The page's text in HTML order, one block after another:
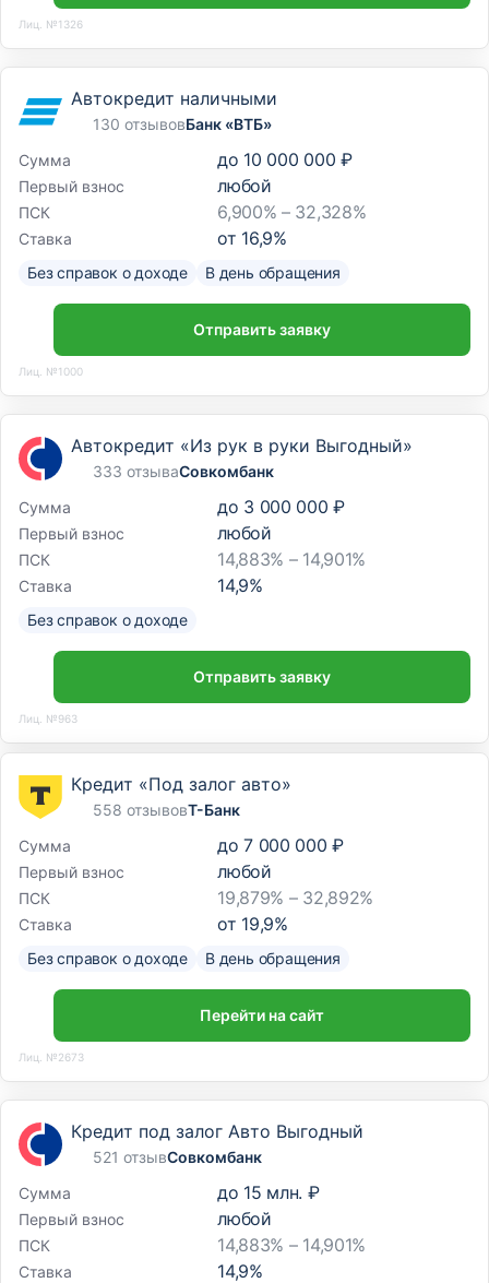
Лиц. №1326
Автокредит наличными
130 отзывовБанк «ВТБ»
Сумма
до 10 000 000 ₽
Первый взнос любой
ПСК 6,900% – 32,328%
Ставка от 16,9%
Без справок о доходе В день обращения
Отправить заявку
Лиц. №1000
Автокредит «Из рук в руки Выгодный»
333 отзываСовкомбанк
Сумма
до 3 000 000 ₽
Первый взнос любой
ПСК 14,883% – 14,901%
Ставка 14,9%
Без справок о доходе
Отправить заявку
Лиц. №963
Кредит «Под залог авто»
558 отзывовТ-Банк
Сумма
до 7 000 000 ₽
Первый взнос любой
ПСК 19,879% – 32,892%
Ставка от 19,9%
Без справок о доходе В день обращения
Перейти на сайт
Лиц. №2673
Кредит под залог Авто Выгодный
521 отзывСовкомбанк
Сумма
до 15 млн. ₽
Первый взнос любой
ПСК 14,883% – 14,901%
Ставка 14,9%